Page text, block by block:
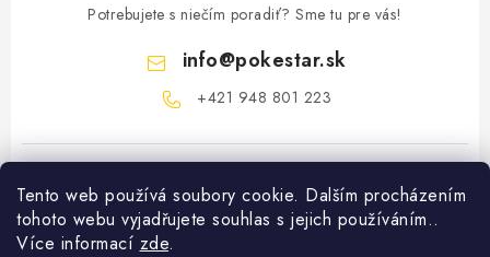
Tento web používá soubory cookie. Dalším procházením
tohoto webu vyjadřujete souhlas s jejich používáním..
Více informací zde.
Potrebujete s niečím poradiť? Sme tu pre vás!
info@pokestar.sk
‪+421 948 801 223